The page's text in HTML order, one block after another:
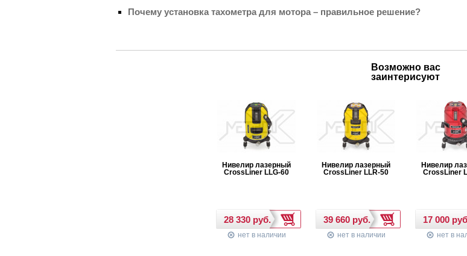
Почему установка тахометра для мотора – правильное решение?
Возможно вас
заинтерисуют
Нивелир лазерный
CrossLiner LLG-60
нет в наличии
Нивелир лазерный
CrossLiner LLR-50
нет в наличии
НОВИНКА
Нивелир
CrossLiner
нет в